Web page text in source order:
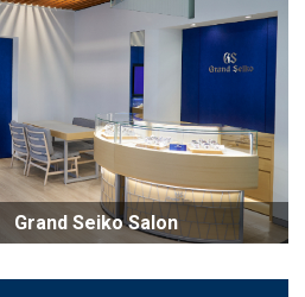
Grand Seiko Salon